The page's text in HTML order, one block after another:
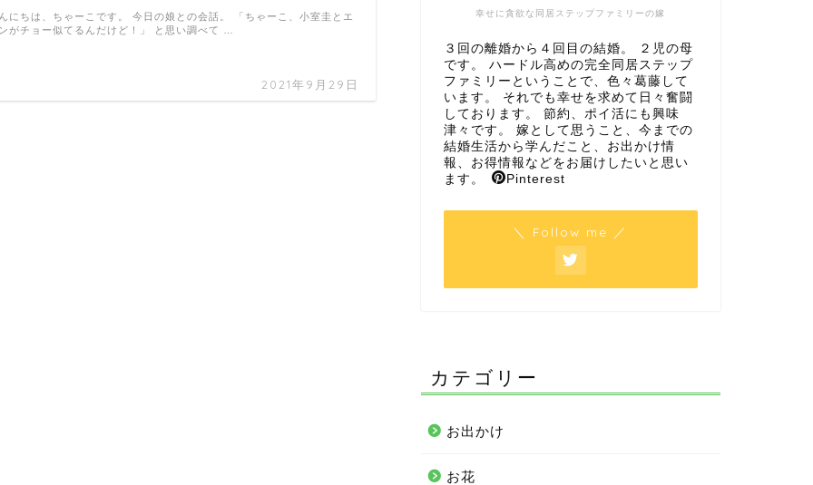
2021年9月29日
にちは、ちゃーこです。 今日の娘との会話。 「ちゃーこ、小室圭とエ
がチョー似てるんだけど！」 と思い調べて …
幸せに貪欲な同居ステップファミリーの嫁
３回の離婚から４回目の結婚。 ２児の母
です。 ハードル高めの完全同居ステップ
ファミリーということで、色々葛藤して
います。 それでも幸せを求めて日々奮闘
しております。 節約、ポイ活にも興味
津々です。 嫁として思うこと、今までの
結婚生活から学んだこと、お出かけ情
報、お得情報などをお届けしたいと思い
ます。
Pinterest
＼ Follow me ／
カテゴリー
お出かけ
お花